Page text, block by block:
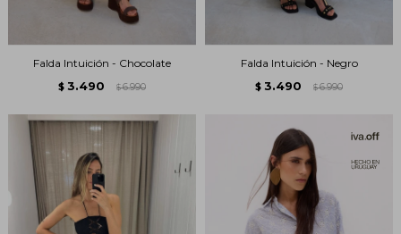
Falda Intuición - Chocolate
$ 3.490 $ 6.990
Falda Intuición - Negro
$ 3.490 $ 6.990